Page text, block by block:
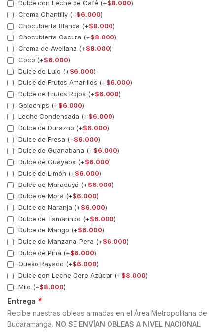
Dulce con Leche de Café (+$8.000)
Crema Chantilly (+$6.000)
Chocubierta Blanca (+$8.000)
Chocubierta Oscura (+$8.000)
Crema de Avellana (+$8.000)
Coco (+$6.000)
Dulce de Lulo (+$6.000)
Dulce de Frutos Amarillos (+$6.000)
Dulce de Frutos Rojos (+$6.000)
Golochips (+$6.000)
Leche Condensada (+$6.000)
Dulce de Durazno (+$6.000)
Dulce de Fresa (+$6.000)
Dulce de Guanabana (+$6.000)
Dulce de Guayaba (+$6.000)
Dulce de Limón (+$6.000)
Dulce de Maracuyá (+$6.000)
Dulce de Mora (+$6.000)
Dulce de Naranja (+$6.000)
Dulce de Tamarindo (+$6.000)
Dulce de Mango (+$6.000)
Dulce de Manzana-Pera (+$6.000)
Dulce de Piña (+$6.000)
Queso Rayado (+$6.000)
Dulce con Leche Cero Azúcar (+$8.000)
Milo (+$8.000)
Entrega *
Recibe nuestras obleas armadas en el Área Metropolitana de
Bucaramanga. NO SE ENVÍAN OBLEAS A NIVEL NACIONAL